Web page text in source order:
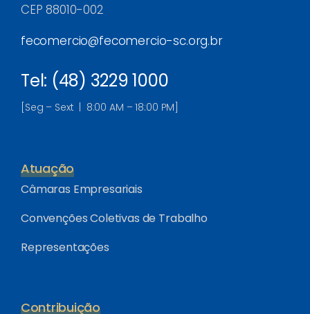
CEP 88010-002
fecomercio@fecomercio-sc.org.br
Tel: (48) 3229 1000
[Seg – Sext | 8:00 AM – 18:00 PM]
Atuação
Câmaras Empresariais
Convenções Coletivas de Trabalho
Representações
Contribuição